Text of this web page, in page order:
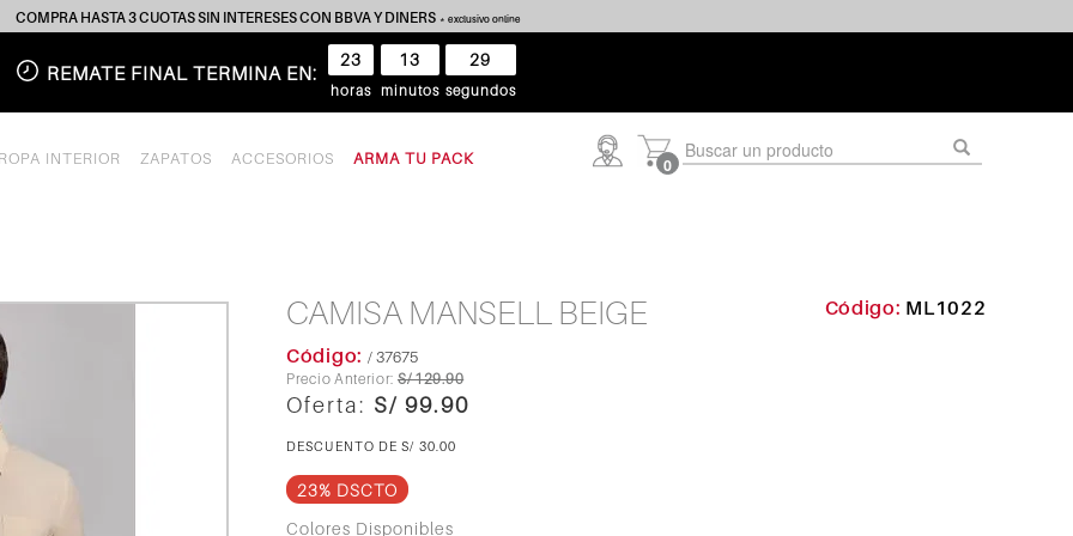
COMPRA HASTA 3 CUOTAS SIN INTERESES CON BBVA Y DINERS * exclusivo online
REMATE FINAL TERMINA EN:
23
horas
13
minutos
29
segundos
INTERIOR ZAPATOS ACCESORIOS ARMA TU PACK 0
ML1022
CAMISA MANSELL BEIGE
/ 37675
S/ 129.90
S/ 99.90
S/ 30.00
23% DSCTO